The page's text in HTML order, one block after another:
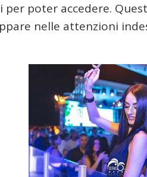
per poter accedere.
nelle attenzioni